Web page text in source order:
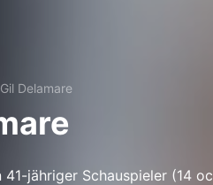
Gil Delamare
41-jähriger Schauspieler (14